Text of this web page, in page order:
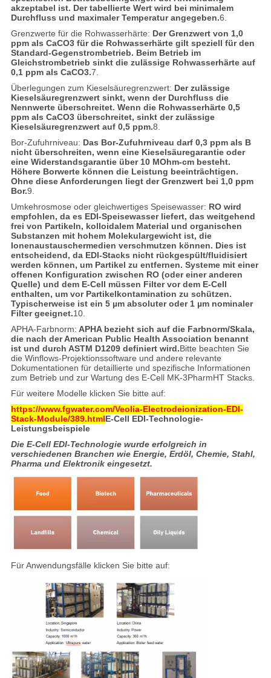
akzeptabel ist. Der tabellierte Wert wird bei minimalem
Durchfluss und maximaler Temperatur angegeben.6.
Grenzwerte für die Rohwasserhärte: Der Grenzwert von 1,0
ppm als CaCO3 für die Rohwasserhärte gilt speziell für den
Standard-Gegenstrombetrieb. Beim Betrieb im
Gleichstrombetrieb sinkt die zulässige Rohwasserhärte auf
0,1 ppm als CaCO3.7.
Überlegungen zum Kieselsäuregrenzwert: Der zulässige
Kieselsäuregrenzwert sinkt, wenn der Durchfluss die
Nennwerte überschreitet. Wenn die Rohwasserhärte 0,5
ppm als CaCO3 überschreitet, sinkt der zulässige
Kieselsäuregrenzwert auf 0,5 ppm.8.
Bor-Zufuhrniveau: Das Bor-Zufuhrniveau darf 0,3 ppm als B
nicht überschreiten, wenn eine Kieselsäuregarantie oder
eine Widerstandsgarantie über 10 MOhm-cm besteht.
Höhere Borwerte können die Leistung beeinträchtigen.
Ohne diese Anforderungen liegt der Grenzwert bei 1,0 ppm
Bor.9.
Umkehrosmose oder gleichwertiges Speisewasser: RO wird
empfohlen, da es EDI-Speisewasser liefert, das weitgehend
frei von Partikeln, kolloidalem Material und organischen
Substanzen mit hohem Molekulargewicht ist, die
Ionenaustauschermedien verschmutzen können. Dies ist
entscheidend, da EDI-Stacks nicht rückgespült/fluidisiert
werden können, um Partikel zu entfernen. Systeme mit einer
offenen Konfiguration zwischen RO (oder einer anderen
Quelle) und dem E-Cell müssen Filter vor dem E-Cell
enthalten, um vor Partikelkontamination zu schützen.
Typischerweise ist ein 5 µm absoluter oder 1 µm nominaler
Filter geeignet.10.
APHA-Farbnorm: APHA bezieht sich auf die Farbnorm/Skala,
die nach der American Public Health Association benannt
ist und durch ASTM D1209 definiert wird.Bitte beachten Sie
die Winflows-Projektionssoftware und andere relevante
Dokumentationen für detaillierte und spezifische Informationen
zum Betrieb und zur Wartung des E-Cell MK-3PharmHT Stacks.
Für weitere Modelle klicken Sie bitte auf:
https://www.fgwater.com/Veolia-Electrodeionization-EDI-
Stack-Module/389.htmlE-Cell EDI-Technologie-
Leistungsbeispiele
Die E-Cell EDI-Technologie wurde erfolgreich in
verschiedenen Branchen wie Energie, Erdöl, Chemie, Stahl,
Pharma und Elektronik eingesetzt.
Für Anwendungsfälle klicken Sie bitte auf: